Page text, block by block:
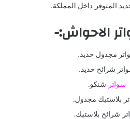
المتوفر داخل المملكة.
الاحواش:-
مجدول حديد.
شرائح حديد.
سواتر شنكو.
بلاستيك مجدول.
شرائح بلاستيك.